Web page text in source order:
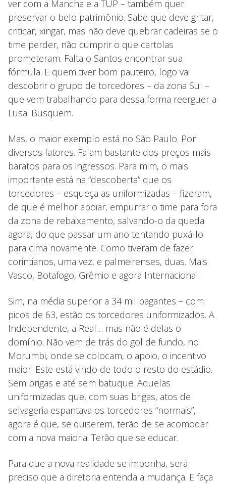
ver com a Mancha e a TUP – também quer
preservar o belo patrimônio. Sabe que deve gritar,
criticar, xingar, mas não deve quebrar cadeiras se o
time perder, não cumprir o que cartolas
prometeram. Falta o Santos encontrar sua
fórmula. E quem tiver bom pauteiro, logo vai
descobrir o grupo de torcedores – da zona Sul –
que vem trabalhando para dessa forma reerguer a
Lusa. Busquem.
Mas, o maior exemplo está no São Paulo. Por
diversos fatores. Falam bastante dos preços mais
baratos para os ingressos. Para mim, o mais
importante está na “descoberta” que os
torcedores – esqueça as uniformizadas – fizeram,
de que é melhor apoiar, empurrar o time para fora
da zona de rebaixamento, salvando-o da queda
agora, do que passar um ano tentando puxá-lo
para cima novamente. Como tiveram de fazer
corintianos, uma vez, e palmeirenses, duas. Mais
Vasco, Botafogo, Grêmio e agora Internacional.
Sim, na média superior a 34 mil pagantes – com
picos de 63, estão os torcedores uniformizados. A
Independente, a Real… mas não é delas o
domínio. Não vem de trás do gol de fundo, no
Morumbi, onde se colocam, o apoio, o incentivo
maior. Este está vindo de todo o resto do estádio.
Sem brigas e até sem batuque. Aquelas
uniformizadas que, com suas brigas, atos de
selvageria espantava os torcedores “normais”,
agora é que, se quiserem, terão de se acomodar
com a nova maioria. Terão que se educar.
Para que a nova realidade se imponha, será
preciso que a diretoria entenda a mudança. E faça